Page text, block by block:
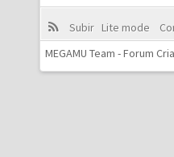
Subir Lite mode
MEGAMU Team - Forum